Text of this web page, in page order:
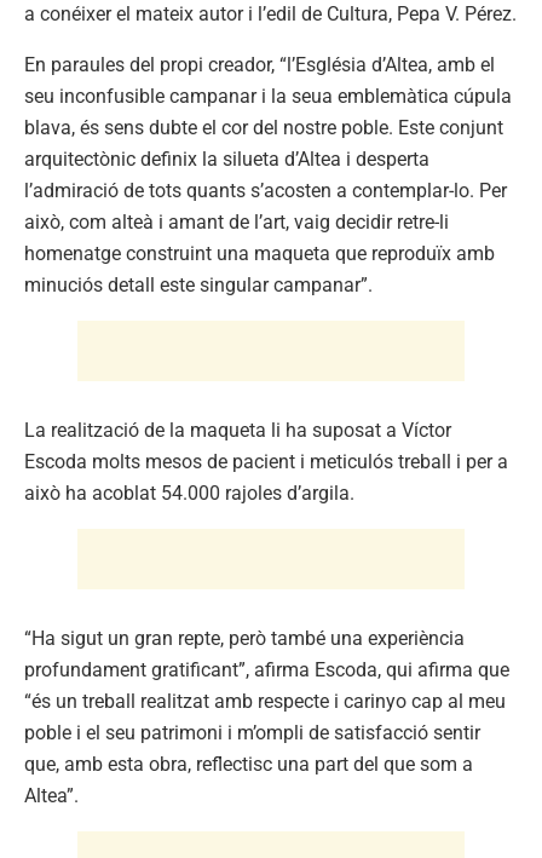
a conéixer el mateix autor i l’edil de Cultura, Pepa V. Pérez.
En paraules del propi creador, “l’Església d’Altea, amb el
seu inconfusible campanar i la seua emblemàtica cúpula
blava, és sens dubte el cor del nostre poble. Este conjunt
arquitectònic definix la silueta d’Altea i desperta
l’admiració de tots quants s’acosten a contemplar-lo. Per
això, com alteà i amant de l’art, vaig decidir retre-li
homenatge construint una maqueta que reproduïx amb
minuciós detall este singular campanar”.
La realització de la maqueta li ha suposat a Víctor
Escoda molts mesos de pacient i meticulós treball i per a
això ha acoblat 54.000 rajoles d’argila.
“Ha sigut un gran repte, però també una experiència
profundament gratificant”, afirma Escoda, qui afirma que
“és un treball realitzat amb respecte i carinyo cap al meu
poble i el seu patrimoni i m’ompli de satisfacció sentir
que, amb esta obra, reflectisc una part del que som a
Altea”.